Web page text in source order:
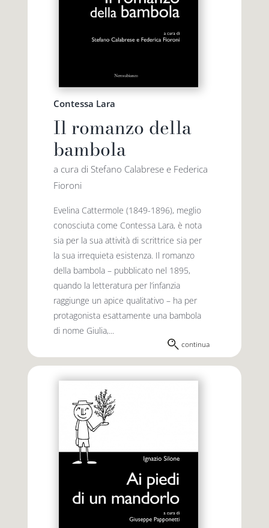
Contessa Lara
Il romanzo della
bambola
a cura di Stefano Calabrese e Federica
Fioroni
Evelina Cattermole (1849-1896), meglio
conosciuta come Contessa Lara, è nota
sia per la sua attività di scrittrice sia per
la sua irrequieta esistenza. Il romanzo
della bambola – pubblicato nel 1895,
quando la letteratura per l’infanzia
raggiunge un apice qualitativo – ha per
protagonista esattamente una bambola
di nome Giulia,...
continua